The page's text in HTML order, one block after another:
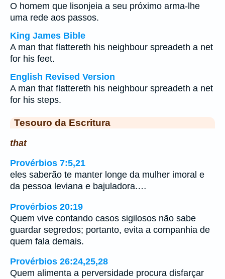
O homem que lisonjeia a seu próximo arma-lhe
uma rede aos passos.
King James Bible
A man that flattereth his neighbour spreadeth a net
for his feet.
English Revised Version
A man that flattereth his neighbour spreadeth a net
for his steps.
Tesouro da Escritura
that
Provérbios 7:5,21
eles saberão te manter longe da mulher imoral e
da pessoa leviana e bajuladora.…
Provérbios 20:19
Quem vive contando casos sigilosos não sabe
guardar segredos; portanto, evita a companhia de
quem fala demais.
Provérbios 26:24,25,28
Quem alimenta a perversidade procura disfarçar